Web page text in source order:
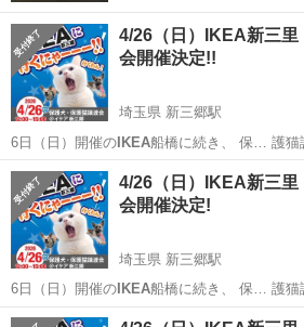
4/26（日）IKEA新三
会開催決定!!
埼玉県 新三郷駅
6日（日）開催のIKEA船橋に続き、 保… 護猫
年も開… 15時 会場IKEA
護犬譲…
埼玉 三郷市 新三郷駅 その他
4/26（日）IKEA新三
会開催決定!
埼玉県 新三郷駅
6日（日）開催のIKEA船橋に続き、 保… 護猫
年も開… 15時 会場IKEA
埼玉 三郷市 新三郷駅 その他